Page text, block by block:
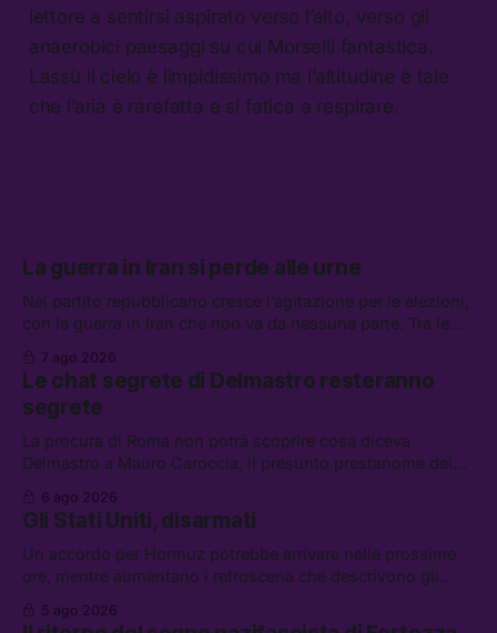
lettore a sentirsi aspirato verso l’alto, verso gli
anaerobici paesaggi su cui Morselli fantastica.
Lassù il cielo è limpidissimo ma l’altitudine è tale
che l’aria è rarefatta e si fatica a respirare.
La guerra in Iran si perde alle urne
Nel partito repubblicano cresce l’agitazione per le elezioni,
con la guerra in Iran che non va da nessuna parte. Tra le
altre notizie: due alti dirigenti del Mossad hanno perso il
lavoro, Schlein prova a mettere in sicurezza la coalizione, e
che cos’è lo “Spiralismo,” la religione degli agenti IA
7 ago 2026
Le chat segrete di Delmastro resteranno
segrete
La procura di Roma non potrà scoprire cosa diceva
Delmastro a Mauro Caroccia, il presunto prestanome del
clan Senese. Tra le altre notizie: le IDF hanno ripreso gli
attacchi in Libano, il governo chiederà 36 miliardi di
flessibilità in armi e energia, e Grokipedia è già stata
abbandonata
6 ago 2026
Gli Stati Uniti, disarmati
Un accordo per Hormuz potrebbe arrivare nelle prossime
ore, mentre aumentano i retroscena che descrivono gli
Stati Uniti come disarmati. Tra le altre notizie: le storie di
chi aspetta i dispersi di Ceuta, il boom dei carburanti
5 ago 2026